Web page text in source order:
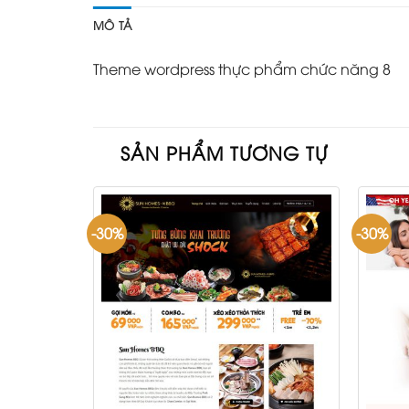
MÔ TẢ
Theme wordpress thực phẩm chức năng 8
SẢN PHẨM TƯƠNG TỰ
-30% -30%